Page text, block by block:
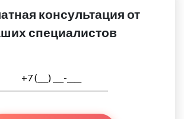
консультация от
специалистов